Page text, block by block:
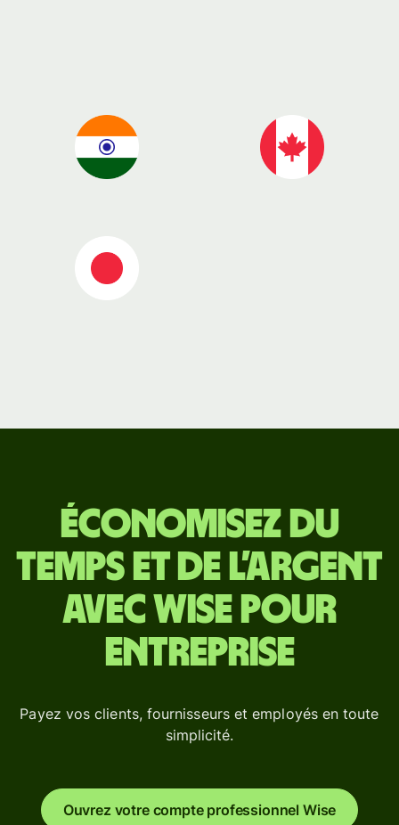
Économisez du
temps et de l’argent
avec Wise pour
Entreprise
Payez vos clients, fournisseurs et employés en toute
simplicité.
Ouvrez votre compte professionnel Wise